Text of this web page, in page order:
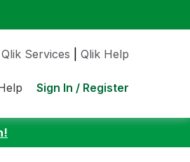
Qlik Services Qlik Help
Sign In / Register